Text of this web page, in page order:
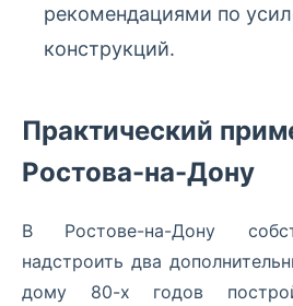
рекомендациями по
конструкций.
Практический
Ростова-на-Дону
В Ростове-на-Дону
надстроить два
дому 80-х годов